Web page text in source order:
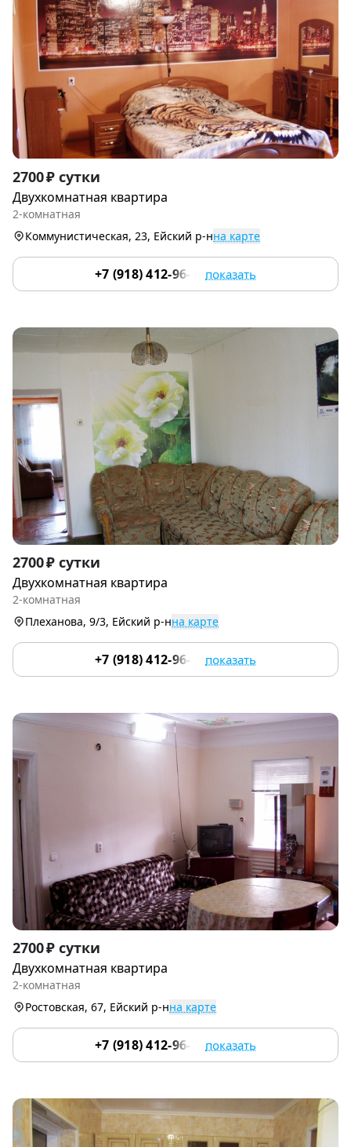
Item
1
of
9
2700 ₽ сутки
Двухкомнатная квартира
2-комнатная
Коммунистическая, 23, Ейский р-нна карте
+7 (918) 412-96-84 показать
Item
1
of
2700 ₽ сутки
Двухкомнатная квартира
2-комнатная
Плеханова, 9/3, Ейский р-нна карте
+7 (918) 412-96-84 показать
Item
1
of
2700 ₽ сутки
Двухкомнатная квартира
2-комнатная
Ростовская, 67, Ейский р-нна карте
+7 (918) 412-96-84 показать